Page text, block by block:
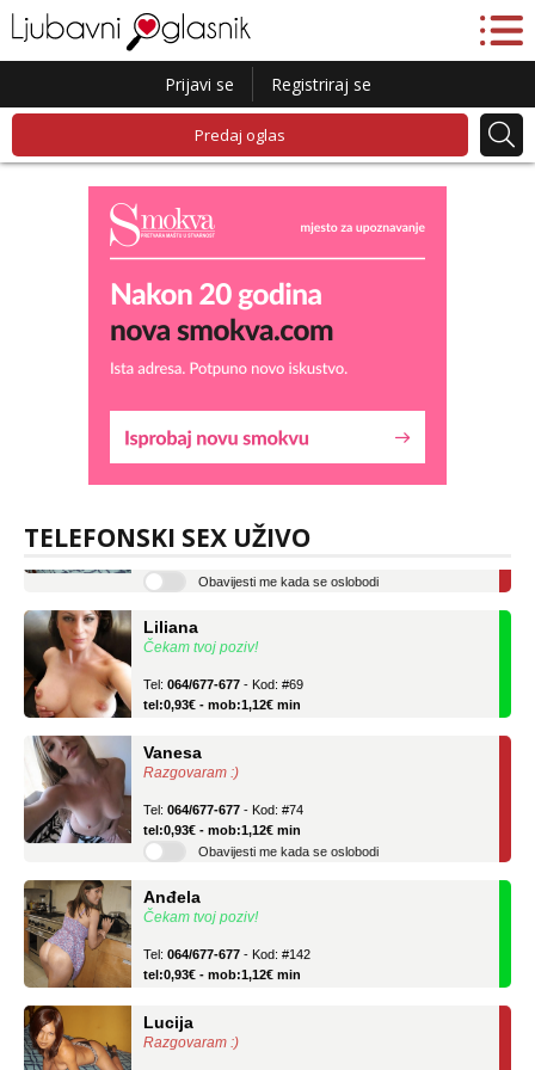
Prijavi se Registriraj se
Predaj oglas
TELEFONSKI SEX UŽIVO
Lucija
Razgovaram :)
- Kod: #136
tel:0,93€ - mob:1,12€ min
Čekam tvoj poziv!
tel:0,93€ - mob:1,12€ min
Razgovaram :)
tel:0,93€ - mob:1,12€ min
Obavijesti me kada se oslobodi
Čekam tvoj poziv!
tel:0,93€ - mob:1,12€ min
Razgovaram :)